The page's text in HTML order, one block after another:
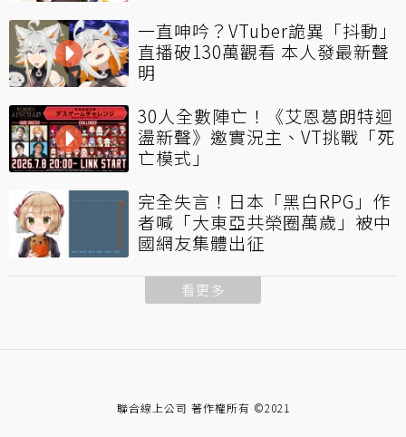
一直呻吟？VTuber詭異「抖動」
直播破130萬觀看 本人發最新聲
明
30人全數陣亡！《艾恩葛朗特迴
盪新聲》邀實況主、VT挑戰「死
亡模式」
完全失言！日本「黑白RPG」作
者喊「大東亞共榮圈萬歲」被中
國網友集體出征
看更多
聯合線上公司 著作權所有 ©2021